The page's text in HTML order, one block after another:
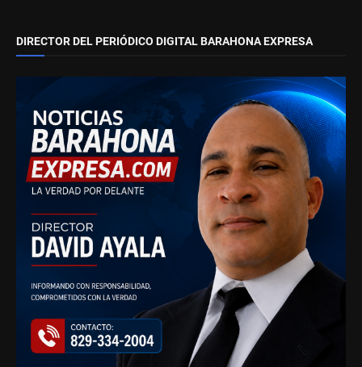
DIRECTOR DEL PERIÓDICO DIGITAL BARAHONA EXPRESA